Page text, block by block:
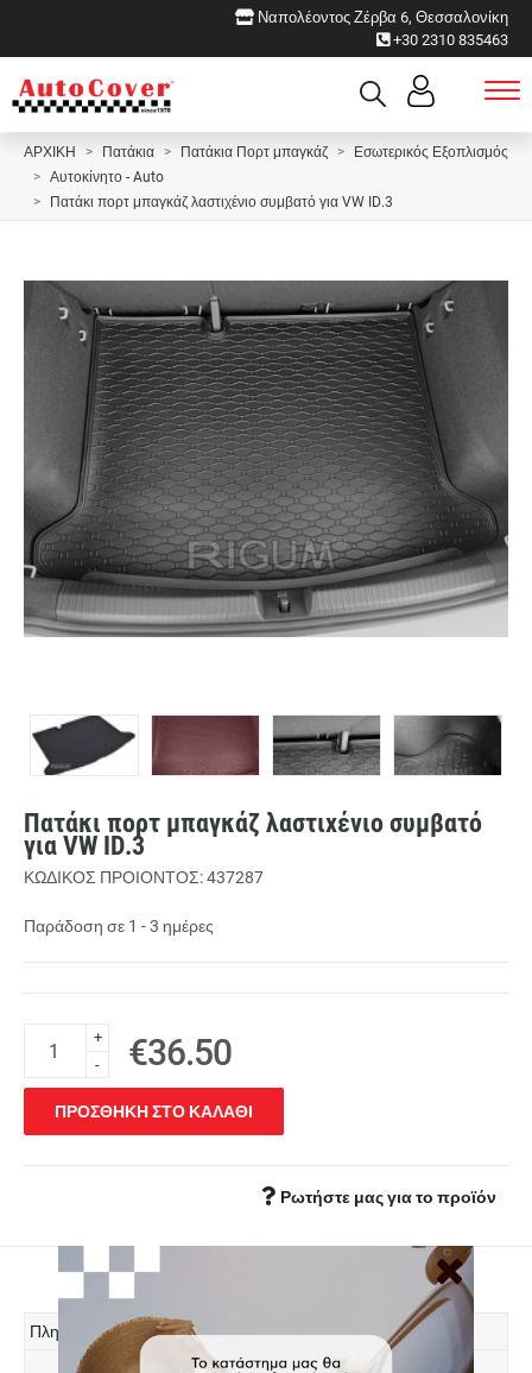
Ναπολέοντος Ζέρβα 6, Θεσσαλονίκη
+30 2310 835463
ΑΡΧΙΚΗ Πατάκια Πατάκια Πορτ μπαγκάζ
Εσωτερικός Εξοπλισμός
Αυτοκίνητο - Auto
Πατάκι πορτ μπαγκάζ λαστιχένιο συμβατό για VW ID.3
Πατάκι πορτ μπαγκάζ λαστιχένιο συμβατό
για VW ID.3
ΚΩΔΙΚΟΣ ΠΡΟΙΟΝΤΟΣ: 437287
Παράδοση σε 1 - 3 ημέρες
+
-
€36.50
ΠΡΟΣΘΗΚΗ ΣΤΟ ΚΑΛΑΘΙ
Ρωτήστε μας για το προϊόν
Πληροφορίες